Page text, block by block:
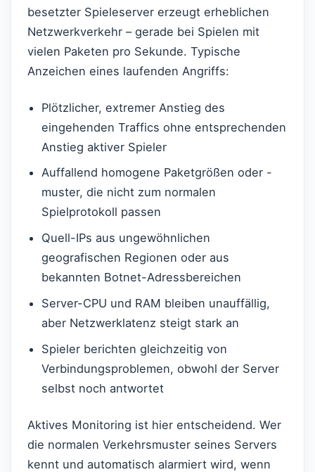
besetzter Spieleserver erzeugt erheblichen
Netzwerkverkehr – gerade bei Spielen mit
vielen Paketen pro Sekunde. Typische
Anzeichen eines laufenden Angriffs:
Plötzlicher, extremer Anstieg des
eingehenden Traffics ohne entsprechenden
Anstieg aktiver Spieler
Auffallend homogene Paketgrößen oder -
muster, die nicht zum normalen
Spielprotokoll passen
Quell-IPs aus ungewöhnlichen
geografischen Regionen oder aus
bekannten Botnet-Adressbereichen
Server-CPU und RAM bleiben unauffällig,
aber Netzwerklatenz steigt stark an
Spieler berichten gleichzeitig von
Verbindungsproblemen, obwohl der Server
selbst noch antwortet
Aktives Monitoring ist hier entscheidend. Wer
die normalen Verkehrsmuster seines Servers
kennt und automatisch alarmiert wird, wenn